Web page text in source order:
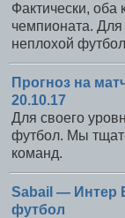
Фактически, оба
чемпионата.
неплохой
Прогноз на
20.10.17
Для своего
футбол. Мы
команд.
Sabail — Интер
футбол